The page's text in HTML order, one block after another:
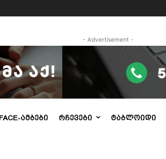
- Advertisement -
FACE-ᲐᲛᲑᲔᲑᲘ ᲠᲩᲔᲕᲔᲑᲘ ᲢᲐᲑᲚᲝᲘᲓᲘ